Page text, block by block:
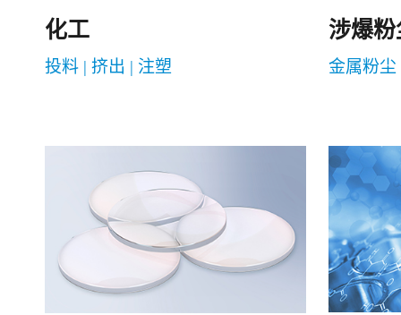
化工
投料 | 挤出 | 注塑
涉爆粉
金属粉尘